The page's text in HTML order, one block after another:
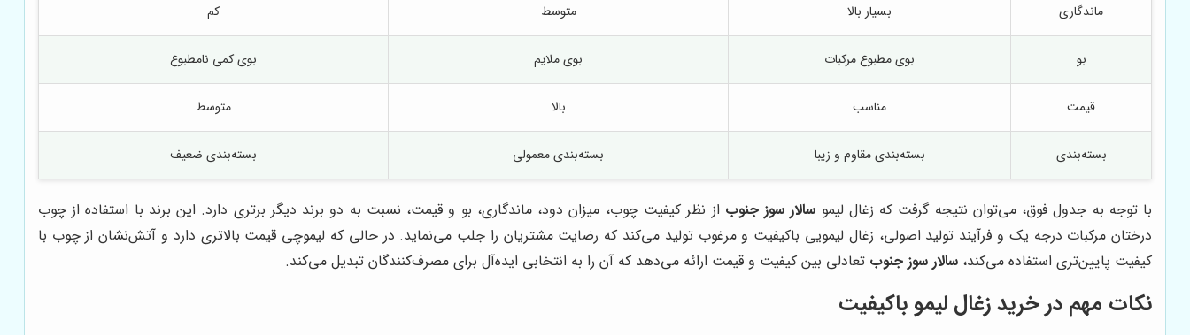
ماندگاری بسیار بالا متوسط کم
بو بوی مطبوع مرکبات بوی ملایم بوی کمی نامطبوع
قیمت مناسب بالا متوسط
بسته‌بندی بسته‌بندی مقاوم و زیبا بسته‌بندی معمولی بسته‌بندی ضعیف
با توجه به جدول فوق، می‌توان نتیجه گرفت که زغال لیمو سالار سوز جنوب از نظر کیفیت چوب، میزان دود، ماندگاری، بو و قیمت، نسبت به دو برند دیگر برتری دارد. این برند با استفاده از چوب
درختان مرکبات درجه یک و فرآیند تولید اصولی، زغال لیمویی باکیفیت و مرغوب تولید می‌کند که رضایت مشتریان را جلب می‌نماید. در حالی که لیموچی قیمت بالاتری دارد و آتش‌نشان از چوب با
کیفیت پایین‌تری استفاده می‌کند، سالار سوز جنوب تعادلی بین کیفیت و قیمت ارائه می‌دهد که آن را به انتخابی ایده‌آل برای مصرف‌کنندگان تبدیل می‌کند.
نکات مهم در خرید زغال لیمو باکیفیت